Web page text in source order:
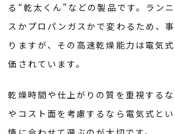
る“乾太くん”などの製品です。ラン
スかプロパンガスかで変わるため、
りますが、その高速乾燥能力は電気
価されています。
乾燥時間や仕上がりの質を重視する
やコスト面を考慮するなら電気式と